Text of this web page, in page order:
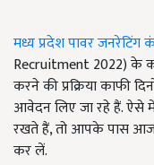
मध्य प्रदेश पावर जनरेटिंग
Recruitment 2022) के
करने की प्रक्रिया काफी
आवेदन लिए जा रहे हैं. ऐसे
रखते हैं, तो आपके पास
कर लें.